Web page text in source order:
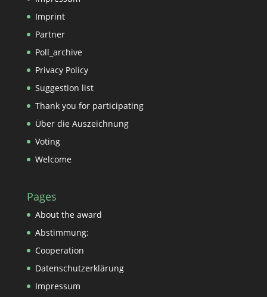
Imprint
Partner
Poll_archive
Privacy Policy
Suggestion list
Thank you for participating
Über die Auszeichnung
Voting
Welcome
Pages
About the award
Abstimmung:
Cooperation
Datenschutzerklärung
Impressum